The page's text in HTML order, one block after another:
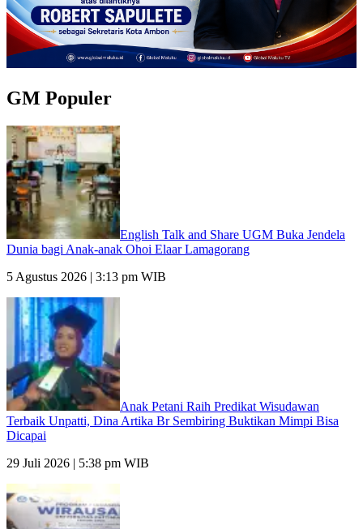
GM Populer
English Talk and Share UGM Buka Jendela
Dunia bagi Anak-anak Ohoi Elaar Lamagorang
5 Agustus 2026 | 3:13 pm WIB
Anak Petani Raih Predikat Wisudawan
Terbaik Unpatti, Dina Artika Br Sembiring Buktikan Mimpi Bisa
Dicapai
29 Juli 2026 | 5:38 pm WIB